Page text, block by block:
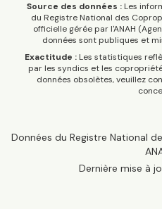
Source des données : Les
du Registre National des
officielle gérée par l'ANAH
données sont publiques et
Exactitude : Les statistiques
par les syndics et les
données obsolètes, veuillez
Données du Registre National
Dernière mise à